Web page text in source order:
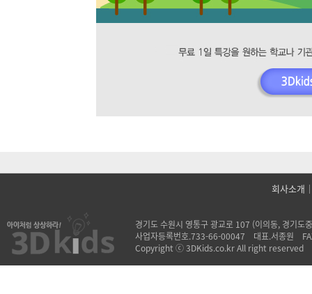
회사소개
경기도 수원시 영통구 광교로 107 (이의동, 경
사업자등록번호.733-66-00047 대표.서종원
Copyright ⓒ 3DKids.co.kr All right reserved